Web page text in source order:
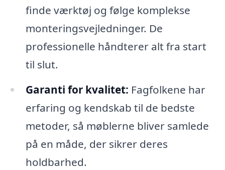
finde værktøj og følge komplekse
monteringsvejledninger. De
professionelle håndterer alt fra start
til slut.
Garanti for kvalitet: Fagfolkene har
erfaring og kendskab til de bedste
metoder, så møblerne bliver samlede
på en måde, der sikrer deres
holdbarhed.